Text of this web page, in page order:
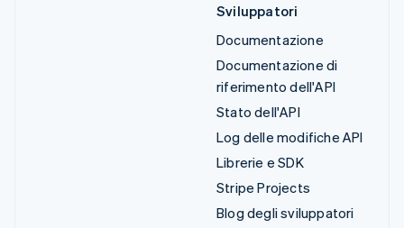
Sviluppatori
Documentazione
Documentazione di
riferimento dell'API
Stato dell'API
Log delle modifiche API
Librerie e SDK
Stripe Projects
Blog degli sviluppatori